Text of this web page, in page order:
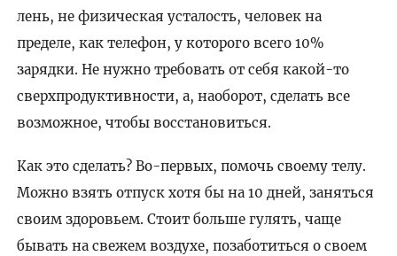
лень, не физическая усталость, человек на
пределе, как телефон, у которого всего 10%
зарядки. Не нужно требовать от себя какой-то
сверхпродуктивности, а, наоборот, сделать все
возможное, чтобы восстановиться.
Как это сделать? Во-первых, помочь своему телу.
Можно взять отпуск хотя бы на 10 дней, заняться
своим здоровьем. Стоит больше гулять, чаще
бывать на свежем воздухе, позаботиться о своем